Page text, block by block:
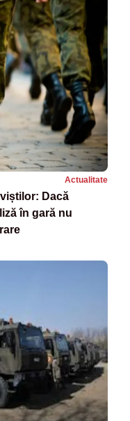
Actualitate
Dacă
în gară nu